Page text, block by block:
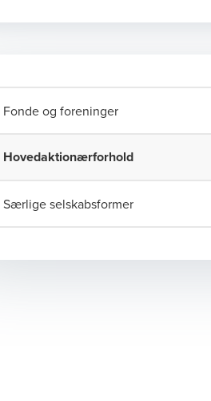
Fonde og foreninger
Hovedaktionærforhold
Særlige selskabsformer